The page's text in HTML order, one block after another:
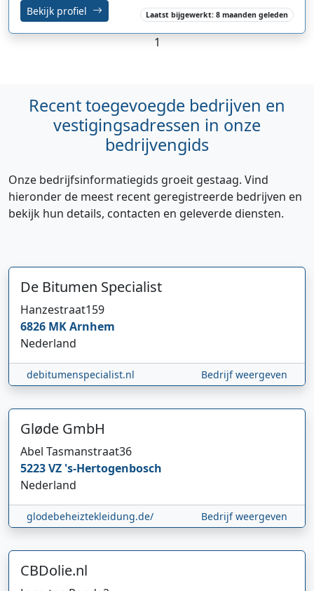
Bekijk profiel Laatst bijgewerkt: 8 maanden geleden
1
Recent toegevoegde bedrijven en
vestigingsadressen in onze
bedrijvengids
Onze bedrijfsinformatiegids groeit gestaag. Vind
hieronder de meest recent geregistreerde bedrijven en
bekijk hun details, contacten en geleverde diensten.
De Bitumen Specialist
Hanzestraat159
6826 MKArnhem
Nederland
debitumenspecialist.nl Bedrijf weergeven
Gløde GmbH
Abel Tasmanstraat36
5223 VZ 's-Hertogenbosch
Nederland
glodebeheiztekleidung.de/ Bedrijf weergeven
CBDolie.nl